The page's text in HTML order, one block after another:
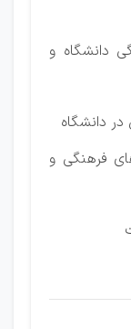
دانشگاه و
دانشگاه
فرهنگی و